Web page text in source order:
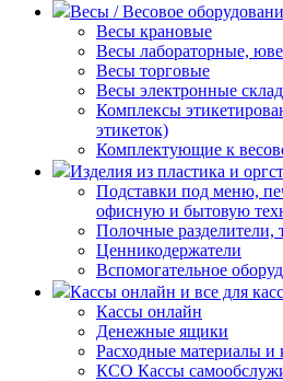
Весы / Весовое
Весы крановые
Весы лабораторные,
Весы торговые
Весы электронные
Комплексы
этикеток)
Комплектующие к
Изделия из пластика и
Подставки под меню,
офисную и бытовую
Полочные разделители,
Ценникодержатели
Вспомогательное
Кассы онлайн и все для
Кассы онлайн
Денежные ящики
Расходные материалы
КСО Кассы